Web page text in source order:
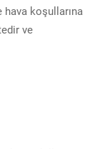
hava koşullarına
ve